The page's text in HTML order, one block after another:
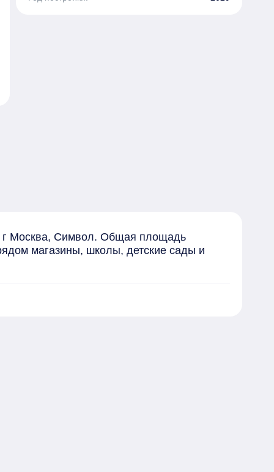
г Москва, Символ. Общая площадь
магазины, школы, детские сады и